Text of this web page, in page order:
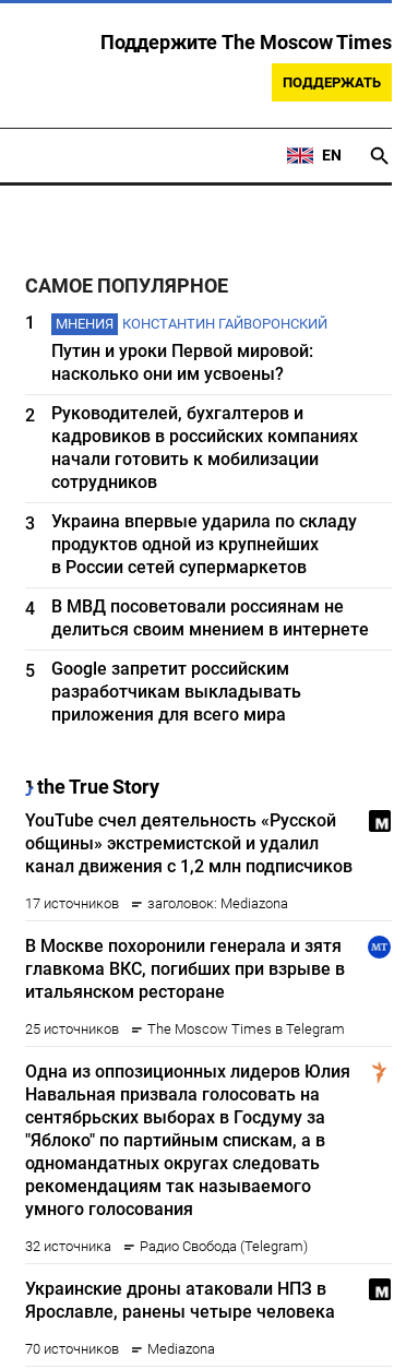
Поддержите The Moscow Times
ПОДДЕРЖАТЬ
EN
САМОЕ ПОПУЛЯРНОЕ
1 МНЕНИЯ КОНСТАНТИН ГАЙВОРОНСКИЙ
Путин и уроки Первой мировой:
насколько они им усвоены?
2
Руководителей, бухгалтеров и
кадровиков в российских компаниях
начали готовить к мобилизации
сотрудников
3
Украина впервые ударила по складу
продуктов одной из крупнейших
в России сетей супермаркетов
4
В МВД посоветовали россиянам не
делиться своим мнением в интернете
5
Google запретит российским
разработчикам выкладывать
приложения для всего мира